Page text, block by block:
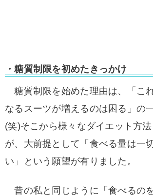
・糖質制限を初めたきっかけ
糖質制限を始めた理由は、「こ
なるスーツが増えるのは困る」の
(笑)そこから様々なダイエット方
が、大前提として「食べる量は一
い」という願望が有りました。
昔の私と同じように「食べるの